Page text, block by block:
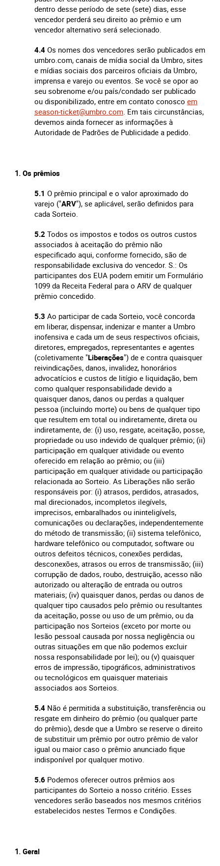
dentro desse período de sete (sete) dias, esse
vencedor perderá seu direito ao prêmio e um
vencedor alternativo será selecionado.
4.4 Os nomes dos vencedores serão publicados em
umbro.com, canais de mídia social da Umbro, sites
e mídias sociais dos parceiros oficiais da Umbro,
imprensa e varejo ou eventos. Se você se opor ao
seu sobrenome e/ou país/condado ser publicado
ou disponibilizado, entre em contato conosco em
season-ticket@umbro.com. Em tais circunstâncias,
devemos ainda fornecer as informações à
Autoridade de Padrões de Publicidade a pedido.
Os prêmios
5.1 O prêmio principal e o valor aproximado do
varejo ("ARV"), se aplicável, serão definidos para
cada Sorteio.
5.2 Todos os impostos e todos os outros custos
associados à aceitação do prêmio não
especificado aqui, conforme fornecido, são de
responsabilidade exclusiva do vencedor. S.: Os
participantes dos EUA podem emitir um Formulário
1099 da Receita Federal para o ARV de qualquer
prêmio concedido.
5.3 Ao participar de cada Sorteio, você concorda
em liberar, dispensar, indenizar e manter a Umbro
inofensiva e cada um de seus respectivos oficiais,
diretores, empregados, representantes e agentes
(coletivamente "Liberações") de e contra quaisquer
reivindicações, danos, invalidez, honorários
advocatícios e custos de litígio e liquidação, bem
como qualquer responsabilidade devido a
quaisquer danos, danos ou perdas a qualquer
pessoa (incluindo morte) ou bens de qualquer tipo
que resultem em total ou indiretamente, direta ou
indiretamente, de: (i) uso, resgate, aceitação, posse,
propriedade ou uso indevido de qualquer prêmio; (ii)
participação em qualquer atividade ou evento
oferecido em relação ao prêmio; ou (iii)
participação em qualquer atividade ou participação
relacionada ao Sorteio. As Liberações não serão
responsáveis por: (i) atrasos, perdidos, atrasados,
mal direcionados, incompletos ilegívels,
imprecisos, embaralhados ou ininteligívels,
comunicações ou declarações, independentemente
do método de transmissão; (ii) sistema telefônico,
hardware telefônico ou computador, software ou
outros defeitos técnicos, conexões perdidas,
desconexões, atrasos ou erros de transmissão; (iii)
corrupção de dados, roubo, destruição, acesso não
autorizado ou alteração de entrada ou outros
materiais; (iv) quaisquer danos, perdas ou danos de
qualquer tipo causados pelo prêmio ou resultantes
da aceitação, posse ou uso de um prêmio, ou da
participação nos Sorteios (exceto por morte ou
lesão pessoal causada por nossa negligência ou
outras situações em que não podemos excluir
nossa responsabilidade por lei); ou (v) quaisquer
erros de impressão, tipográficos, administrativos
ou tecnológicos em quaisquer materiais
associados aos Sorteios.
5.4 Não é permitida a substituição, transferência ou
resgate em dinheiro do prêmio (ou qualquer parte
do prêmio), desde que a Umbro se reserve o direito
de substituir um prêmio por outro prêmio de valor
igual ou maior caso o prêmio anunciado fique
indisponível por qualquer motivo.
5.6 Podemos oferecer outros prêmios aos
participantes do Sorteio a nosso critério. Esses
vencedores serão baseados nos mesmos critérios
estabelecidos nestes Termos e Condições.
Geral